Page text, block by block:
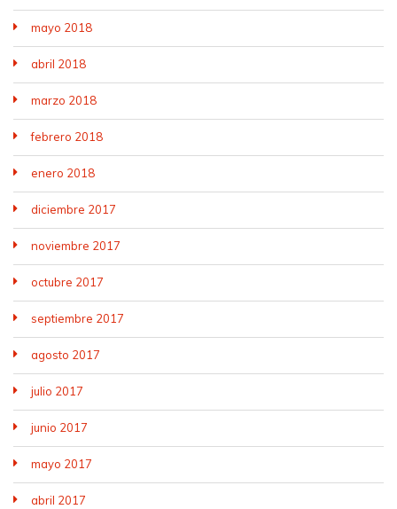
mayo 2018
abril 2018
marzo 2018
febrero 2018
enero 2018
diciembre 2017
noviembre 2017
octubre 2017
septiembre 2017
agosto 2017
julio 2017
junio 2017
mayo 2017
abril 2017